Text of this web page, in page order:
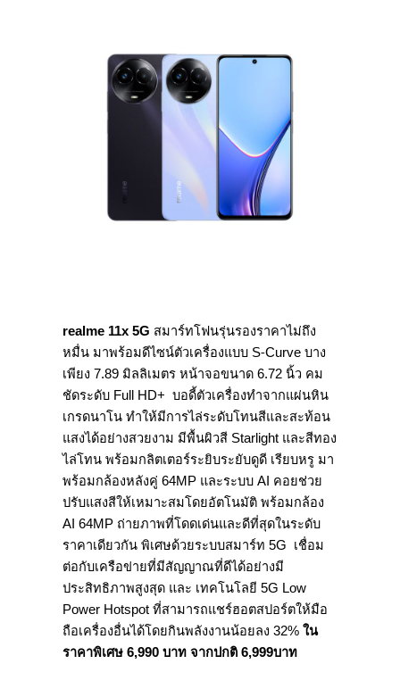
realme 11x 5G สมาร์ทโฟนรุ่นรองราคาไม่ถึง
หมื่น มาพร้อมดีไซน์ตัวเครื่องแบบ S-Curve บาง
เพียง 7.89 มิลลิเมตร หน้าจอขนาด 6.72 นิ้ว คม
ชัดระดับ Full HD+ บอดี้ตัวเครื่องทำจากแผ่นหิน
เกรดนาโน ทำให้มีการไล่ระดับโทนสีและสะท้อน
แสงได้อย่างสวยงาม มีพื้นผิวสี Starlight และสีทอง
ไล่โทน พร้อมกลิตเตอร์ระยิบระยับดูดี เรียบหรู มา
พร้อมกล้องหลังคู่ 64MP และระบบ AI คอยช่วย
ปรับแสงสีให้เหมาะสมโดยอัตโนมัติ พร้อมกล้อง
AI 64MP ถ่ายภาพที่โดดเด่นและดีที่สุดในระดับ
ราคาเดียวกัน พิเศษด้วยระบบสมาร์ท 5G เชื่อม
ต่อกับเครือข่ายที่มีสัญญาณที่ดีได้อย่างมี
ประสิทธิภาพสูงสุด และ เทคโนโลยี 5G Low
Power Hotspot ที่สามารถแชร์ฮอตสปอร์ตให้มือ
ถือเครื่องอื่นได้โดยกินพลังงานน้อยลง 32% ใน
ราคาพิเศษ 6,990 บาท จากปกติ 6,999บาท